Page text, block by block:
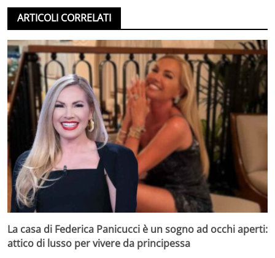
ARTICOLI CORRELATI
La casa di Federica Panicucci è un sogno ad occhi aperti:
attico di lusso per vivere da principessa